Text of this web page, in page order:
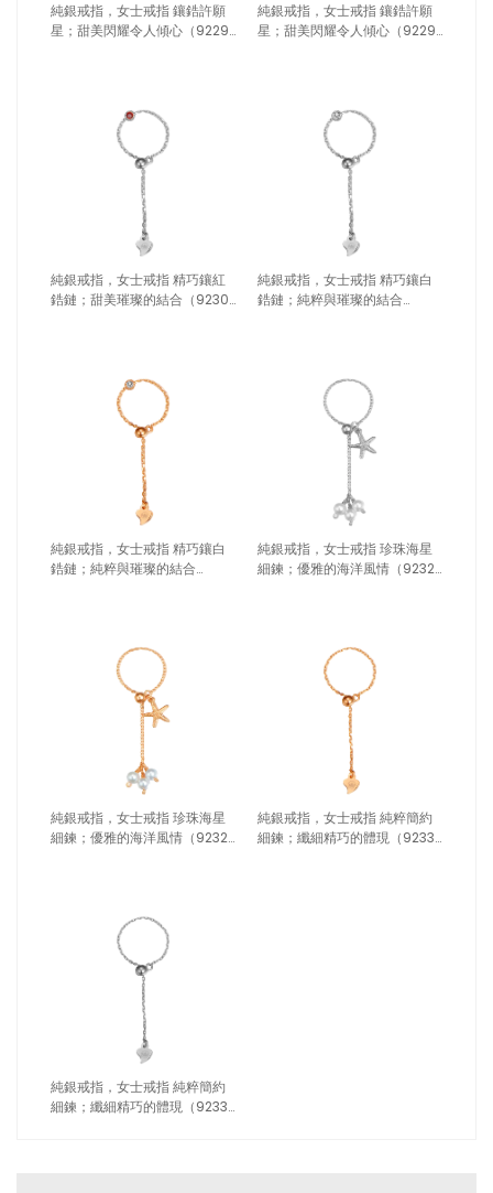
純銀戒指，女士戒指 鑲鋯許願
星；甜美閃耀令人傾心（9229
純銀戒指，女士戒指 鑲鋯許願
星；甜美閃耀令人傾心（9229
純銀戒指，女士戒指 精巧鑲紅
鋯鏈；甜美璀璨的結合（9230
純銀戒指，女士戒指 精巧鑲白
鋯鏈；純粹與璀璨的結合
純銀戒指，女士戒指 精巧鑲白
鋯鏈；純粹與璀璨的結合
純銀戒指，女士戒指 珍珠海星
細鍊；優雅的海洋風情（9232
純銀戒指，女士戒指 珍珠海星
細鍊；優雅的海洋風情（9232
純銀戒指，女士戒指 純粹簡約
細鍊；纖細精巧的體現（9233
純銀戒指，女士戒指 純粹簡約
細鍊；纖細精巧的體現（9233